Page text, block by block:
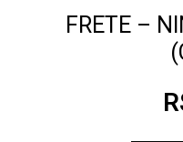
FRETE –